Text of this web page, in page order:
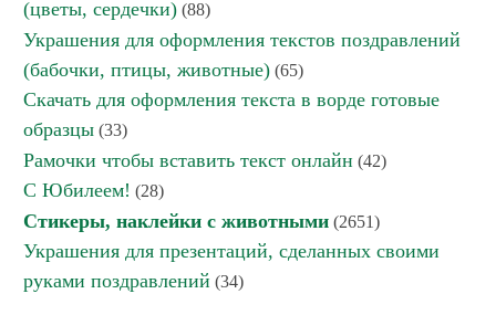
(цветы, сердечки) (88)
Украшения для оформления текстов поздравлений
(бабочки, птицы, животные) (65)
Скачать для оформления текста в ворде готовые
образцы (33)
Рамочки чтобы вставить текст онлайн (42)
С Юбилеем! (28)
Стикеры, наклейки с животными (2651)
Украшения для презентаций, сделанных своими
руками поздравлений (34)